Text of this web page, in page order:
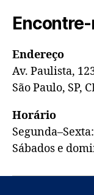
Endereço
Av. Paulista,
São Paulo, SP,
Horário
Sábados e